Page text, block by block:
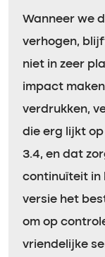
Wanneer we
verhogen,
niet in zeer
impact
verdrukken,
die erg lijkt
3.4, en dat
continuïteit in
versie het
om op
vriendelijke